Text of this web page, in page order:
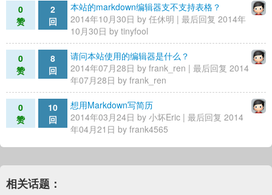
0
赞
2
回
本站的markdown编辑器支不支持表格？
2014年10月30日 by 任休明 | 最后回复 2014年
10月30日 by tinyfool
0
赞
8
回
请问本站使用的编辑器是什么？
2014年07月28日 by frank_ren | 最后回复 2014
年07月28日 by frank_ren
0
赞
10
回
想用Markdown写简历
2014年03月24日 by 小坏Eric | 最后回复 2014
年04月21日 by frank4565
相关话题：